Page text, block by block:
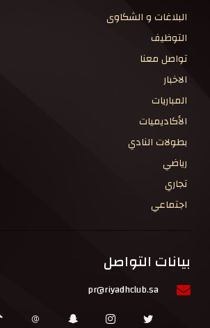
البلاغات و الشكاوى
التوظيف
تواصل معنا
الاخبار
المباريات
الأكاديميات
بطولات النادي
رياضي
تجاري
اجتماعي
بيانات التواصل
pr@riyadhclub.sa